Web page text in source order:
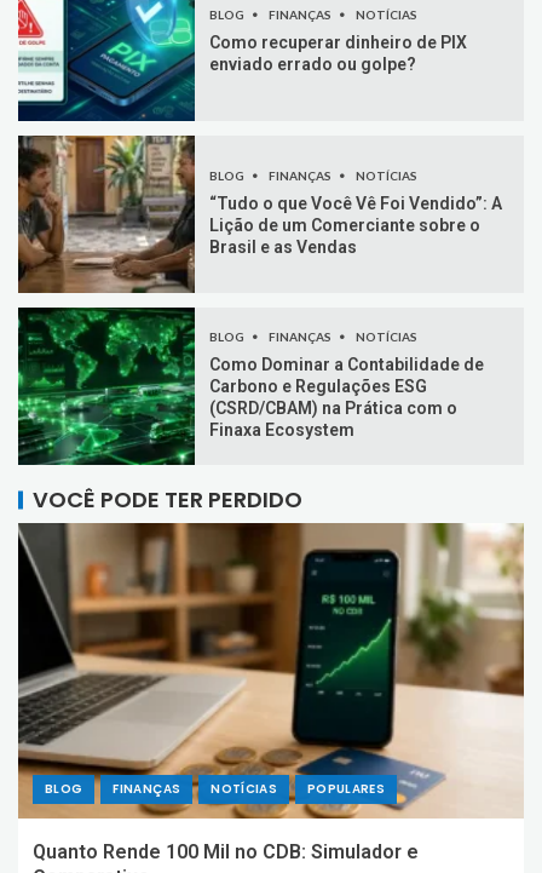
BLOG FINANÇAS NOTÍCIAS
Como recuperar dinheiro de PIX
enviado errado ou golpe?
BLOG FINANÇAS NOTÍCIAS
“Tudo o que Você Vê Foi Vendido”: A
Lição de um Comerciante sobre o
Brasil e as Vendas
BLOG FINANÇAS NOTÍCIAS
Como Dominar a Contabilidade de
Carbono e Regulações ESG
(CSRD/CBAM) na Prática com o
Finaxa Ecosystem
VOCÊ PODE TER PERDIDO
BLOG FINANÇAS NOTÍCIAS POPULARES
Quanto Rende 100 Mil no CDB: Simulador e